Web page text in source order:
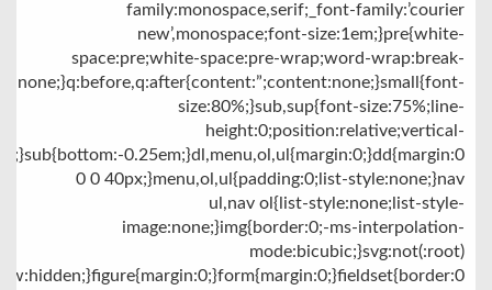
family:monospace,serif;_font-family:’courier
new’,monospace;font-size:1em;}pre{white-
space:pre;white-space:pre-wrap;word-wrap:break-
size:80%;}sub,sup{font-size:75%;line-
height:0;position:relative;vertical-
0.25em;}dl,menu,ol,ul{margin:0;}dd{margin:0
0 0 40px;}menu,ol,ul{padding:0;list-style:none;}nav
ul,nav ol{list-style:none;list-style-
image:none;}img{border:0;-ms-interpolation-
mode:bicubic;}svg:not(:root)